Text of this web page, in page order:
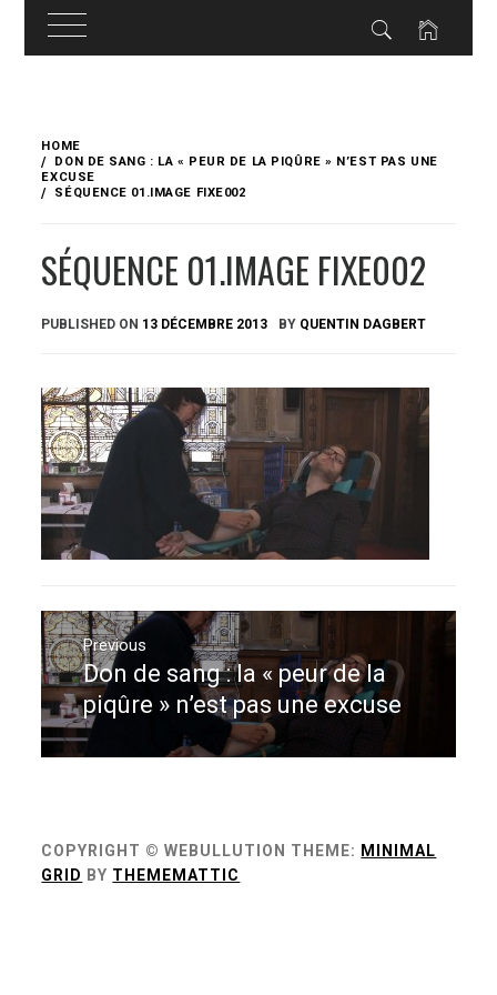
content
HOME
DON DE SANG : LA « PEUR DE LA PIQÛRE » N’EST PAS UNE
EXCUSE
SÉQUENCE 01.IMAGE FIXE002
SÉQUENCE 01.IMAGE FIXE002
PUBLISHED ON 13 DÉCEMBRE 2013 BY QUENTIN DAGBERT
Navigation
de
l’article
Previous
Previous
post:
Don de sang : la « peur de la
piqûre » n’est pas une excuse
COPYRIGHT © WEBULLUTION THEME: MINIMAL
GRID BY THEMEMATTIC